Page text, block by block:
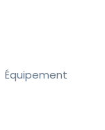
Équipement